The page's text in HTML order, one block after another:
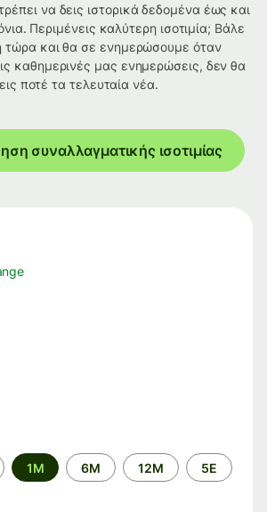
να δεις ιστορικά δεδομένα έως και
Περιμένεις καλύτερη ισοτιμία; Βάλε
τώρα και θα σε ενημερώσουμε όταν
καθημερινές μας ενημερώσεις, δεν θα
ποτέ τα τελευταία νέα.
συναλλαγματικής ισοτιμίας
1M 6M 12M 5Ε